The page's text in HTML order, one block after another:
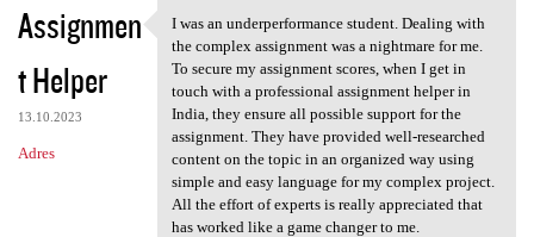
Assignmen
t Helper
13.10.2023
Adres
I was an underperformance
I was an underperformance student. Dealing with
the complex assignment was a nightmare for me.
To secure my assignment scores, when I get in
touch with a professional assignment helper in
India, they ensure all possible support for the
assignment. They have provided well-researched
content on the topic in an organized way using
simple and easy language for my complex project.
All the effort of experts is really appreciated that
has worked like a game changer to me.